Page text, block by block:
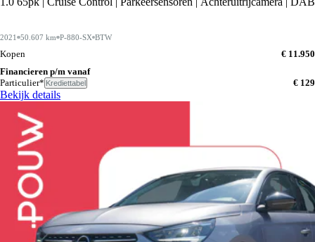
2021 50.607 km P-880-SX BTW
Kopen
€ 11.950
Financieren p/m vanaf
Particulier* Krediettabel € 129
Bekijk details